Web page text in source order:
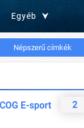
Egyéb
Népszerű címkék
2
E-sport